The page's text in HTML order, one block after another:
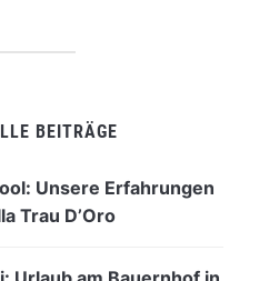
BEITRÄGE
Unsere Erfahrungen
Trau D’Oro